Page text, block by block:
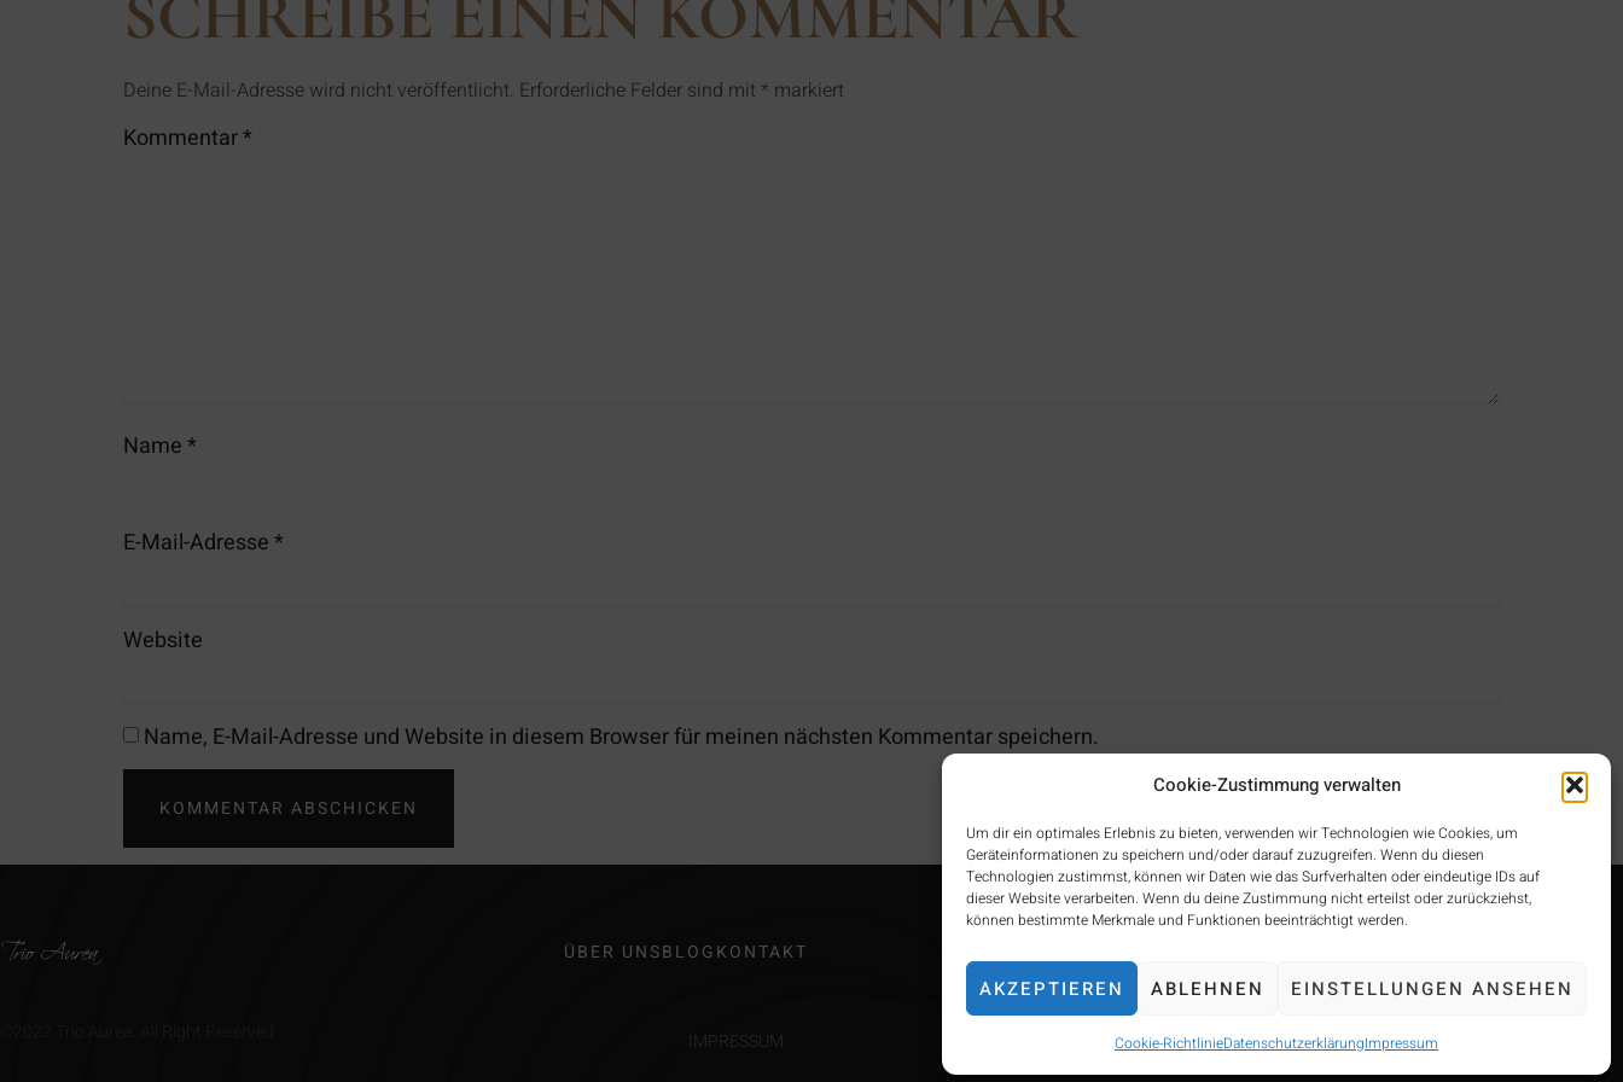
Cookie-Zustimmung verwalten
Um dir ein optimales Erlebnis zu bieten, verwenden wir Technologien wie Cookies, um
Geräteinformationen zu speichern und/oder darauf zuzugreifen. Wenn du diesen
Technologien zustimmst, können wir Daten wie das Surfverhalten oder eindeutige IDs auf
dieser Website verarbeiten. Wenn du deine Zustimmung nicht erteilst oder zurückziehst,
können bestimmte Merkmale und Funktionen beeinträchtigt werden.
AKZEPTIEREN ABLEHNEN EINSTELLUNGEN ANSEHEN
Cookie-RichtlinieDatenschutzerklärungImpressum
SCHREIBE EINEN KOMMENTAR
Deine E-Mail-Adresse wird nicht veröffentlicht. Erforderliche Felder sind mit * markiert
Kommentar*
Name*
E-Mail-Adresse*
Website
Name, E-Mail-Adresse und Website in diesem Browser für meinen nächsten Kommentar speichern.
ÜBER UNSBLOGKONTAKT
IMPRESSUM